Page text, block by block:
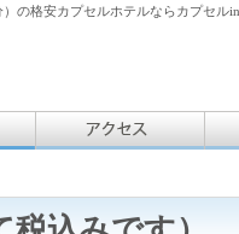
の格安カプセルホテルならカプセル